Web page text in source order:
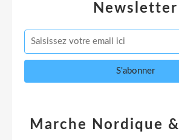
Newsletter
Marche Nordique